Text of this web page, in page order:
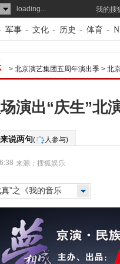
loading... 我的搜
军事 - 文化 - 历史 - 体育 -
> 北京演艺集团五周年演出季 > 北
演出“庆生”北
说两句( 人参与)
来源： 搜狐娱乐
”之《我的音乐